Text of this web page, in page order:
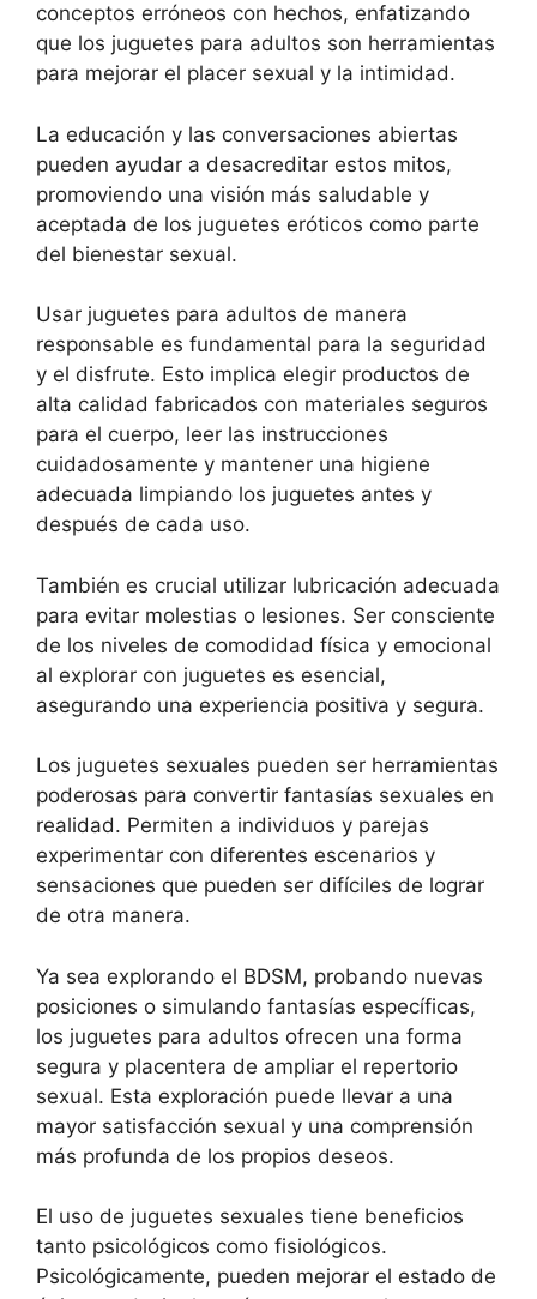
conceptos erróneos con hechos, enfatizando
que los juguetes para adultos son herramientas
para mejorar el placer sexual y la intimidad.
La educación y las conversaciones abiertas
pueden ayudar a desacreditar estos mitos,
promoviendo una visión más saludable y
aceptada de los juguetes eróticos como parte
del bienestar sexual.
Usar juguetes para adultos de manera
responsable es fundamental para la seguridad
y el disfrute. Esto implica elegir productos de
alta calidad fabricados con materiales seguros
para el cuerpo, leer las instrucciones
cuidadosamente y mantener una higiene
adecuada limpiando los juguetes antes y
después de cada uso.
También es crucial utilizar lubricación adecuada
para evitar molestias o lesiones. Ser consciente
de los niveles de comodidad física y emocional
al explorar con juguetes es esencial,
asegurando una experiencia positiva y segura.
Los juguetes sexuales pueden ser herramientas
poderosas para convertir fantasías sexuales en
realidad. Permiten a individuos y parejas
experimentar con diferentes escenarios y
sensaciones que pueden ser difíciles de lograr
de otra manera.
Ya sea explorando el BDSM, probando nuevas
posiciones o simulando fantasías específicas,
los juguetes para adultos ofrecen una forma
segura y placentera de ampliar el repertorio
sexual. Esta exploración puede llevar a una
mayor satisfacción sexual y una comprensión
más profunda de los propios deseos.
El uso de juguetes sexuales tiene beneficios
tanto psicológicos como fisiológicos.
Psicológicamente, pueden mejorar el estado de